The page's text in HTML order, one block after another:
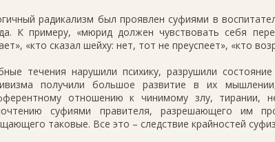
радикализм был проявлен суфиями в
К примеру, «мюрид должен чувствовать себя
«кто сказал шейху: нет, тот не преуспеет», «кто
течения нарушили психику, разрушили
получили большое развитие в их
отношению к чинимому злу, тирании,
суфиями правителя, разрешающего им
таковые. Все это – следствие крайностей